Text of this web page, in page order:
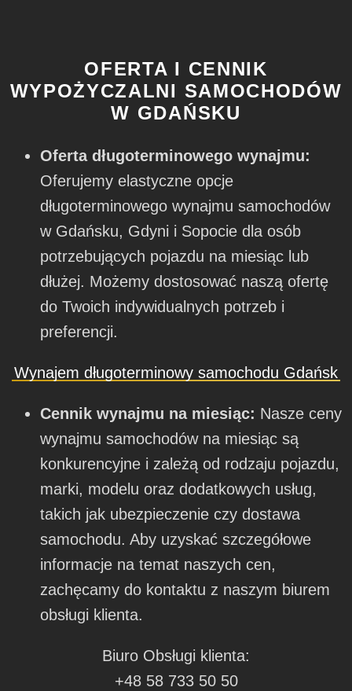
OFERTA I CENNIK
WYPOŻYCZALNI SAMOCHODÓW
W GDAŃSKU
Oferta długoterminowego wynajmu:
Oferujemy elastyczne opcje
długoterminowego wynajmu samochodów
w Gdańsku, Gdyni i Sopocie dla osób
potrzebujących pojazdu na miesiąc lub
dłużej. Możemy dostosować naszą ofertę
do Twoich indywidualnych potrzeb i
preferencji.
Wynajem długoterminowy samochodu Gdańsk
Cennik wynajmu na miesiąc: Nasze ceny
wynajmu samochodów na miesiąc są
konkurencyjne i zależą od rodzaju pojazdu,
marki, modelu oraz dodatkowych usług,
takich jak ubezpieczenie czy dostawa
samochodu. Aby uzyskać szczegółowe
informacje na temat naszych cen,
zachęcamy do kontaktu z naszym biurem
obsługi klienta.
Biuro Obsługi klienta:
+48 58 733 50 50